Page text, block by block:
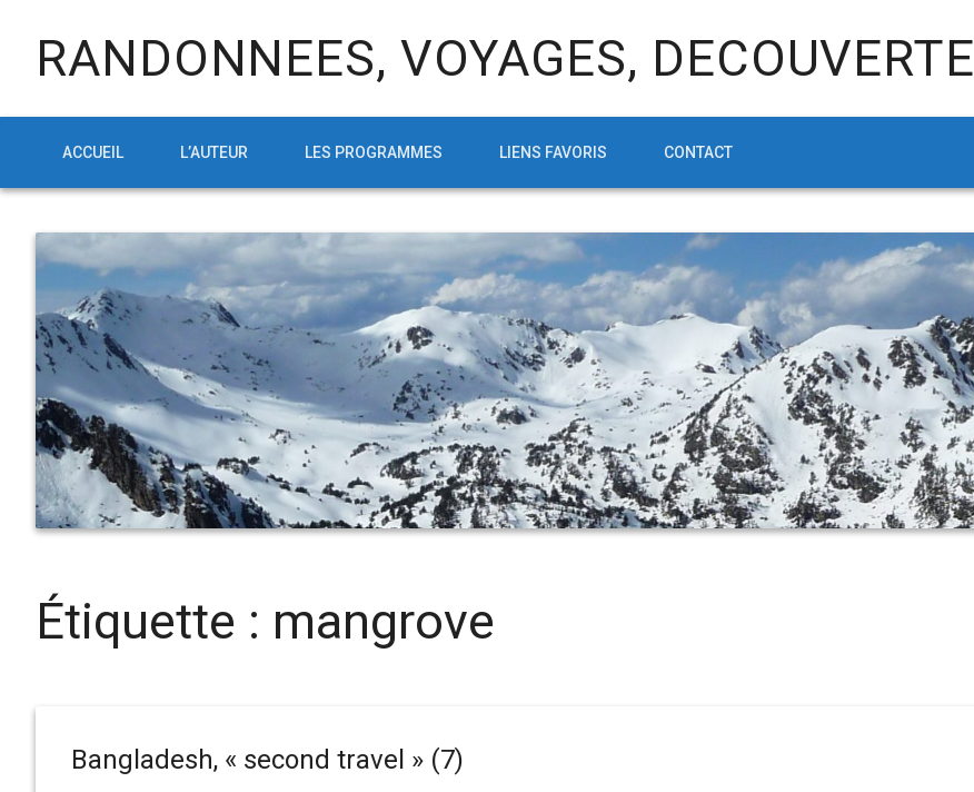
RANDONNEES, VOYAGES, DECOUVERTE
ACCUEIL L’AUTEUR LES PROGRAMMES LIENS FAVORIS CONTACT
Étiquette : mangrove
Bangladesh, « second travel » (7)